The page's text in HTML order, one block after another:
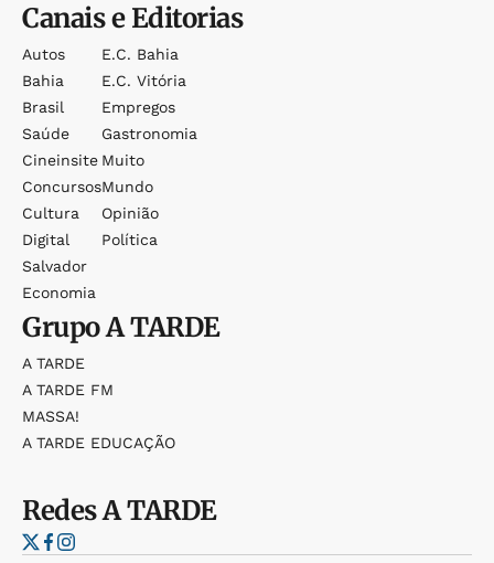
Canais e Editorias
Autos
Bahia
Brasil
Saúde
Cineinsite
Concursos
Cultura
Digital
Salvador
Economia
E.c. Bahia
E.c. Vitória
Empregos
Gastronomia
Muito
Mundo
Opinião
Política
GrupoA TARDE
A TARDE
A TARDE FM
MASSA!
A TARDE EDUCAÇÃO
RedesA TARDE